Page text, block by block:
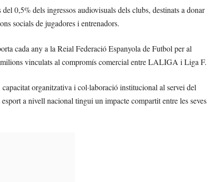
0,5% dels ingressos audiovisuals dels clubs, destinats a donar
socials de jugadores i entrenadors.
cada any a la Reial Federació Espanyola de Futbol per al
vinculats al compromís comercial entre LALIGA i Liga F.
organitzativa i col·laboració institucional al servei del
a nivell nacional tingui un impacte compartit entre les seves